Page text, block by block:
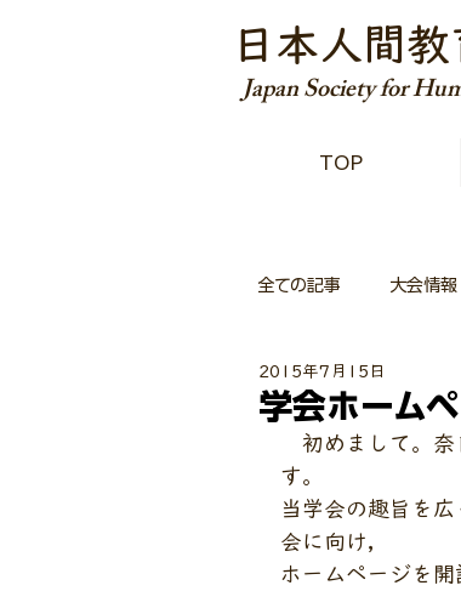
日本人間
Japan Society for
TOP
全ての記事 大会情報
学会ホーム
2015年7月15日
初めまして。奈
す。
当学会の趣旨を
会に向け，
ホームページを